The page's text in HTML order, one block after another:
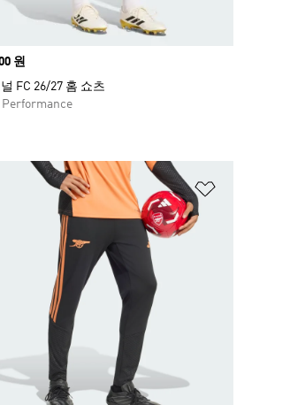
원
FC 26/27 홈 쇼츠
Performance
트 담기